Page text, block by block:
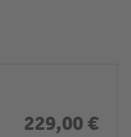
229,00 €